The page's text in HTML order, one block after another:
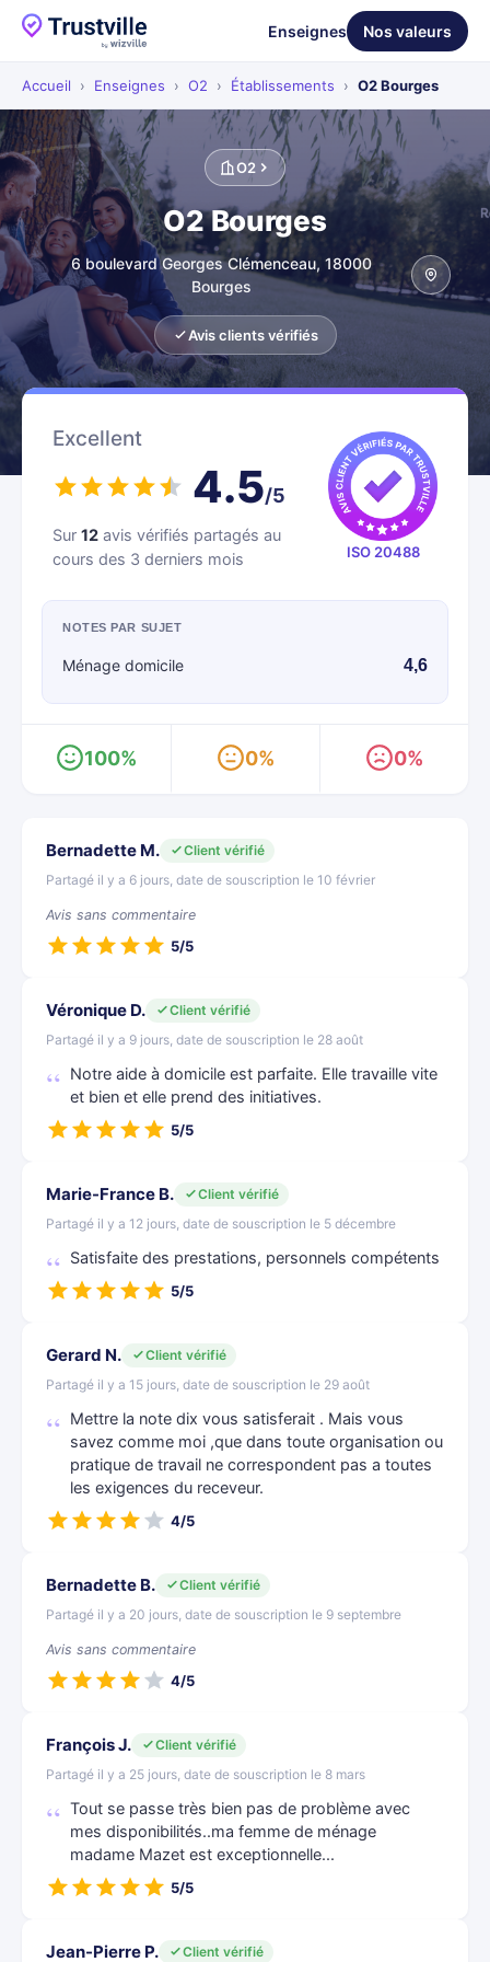
Enseignes Nos valeurs
Accueil › Enseignes › O2 › Établissements › O2 Bourges
O2
O2 Bourges
6 boulevard Georges Clémenceau, 18000
Bourges
Avis clients vérifiés
Excellent
4.5/5
Sur 12 avis vérifiés partagés au
cours des 3 derniers mois
ISO 20488
NOTES PAR SUJET
Ménage domicile 4,6
100% 0% 0%
Bernadette M.
Client vérifié
Partagé il y a 6 jours, date de souscription le 10 février
Avis sans commentaire
5/5
Véronique D.
Client vérifié
Partagé il y a 9 jours, date de souscription le 28 août
Notre aide à domicile est parfaite. Elle travaille vite
et bien et elle prend des initiatives.
5/5
Marie-France B.
Client vérifié
Partagé il y a 12 jours, date de souscription le 5 décembre
Satisfaite des prestations, personnels compétents
5/5
Gerard N.
Client vérifié
Partagé il y a 15 jours, date de souscription le 29 août
Mettre la note dix vous satisferait . Mais vous
savez comme moi ,que dans toute organisation ou
pratique de travail ne correspondent pas a toutes
les exigences du receveur.
4/5
Bernadette B.
Client vérifié
Partagé il y a 20 jours, date de souscription le 9 septembre
Avis sans commentaire
4/5
François J.
Client vérifié
Partagé il y a 25 jours, date de souscription le 8 mars
Tout se passe très bien pas de problème avec
mes disponibilités..ma femme de ménage
madame Mazet est exceptionnelle...
5/5
Jean-Pierre P. Client vérifié